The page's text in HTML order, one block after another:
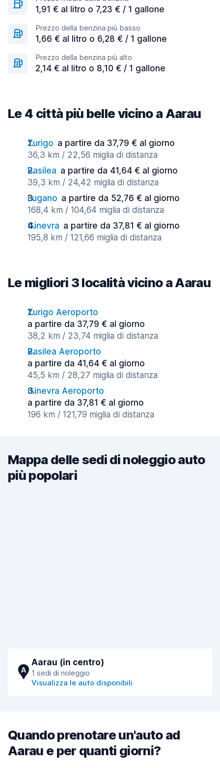
1,91 € al litro o 7,23 € / 1 gallone
Prezzo della benzina più basso
1,66 € al litro o 6,28 € / 1 gallone
Prezzo della benzina più alto
2,14 € al litro o 8,10 € / 1 gallone
Le 4 città più belle vicino a Aarau
Zurigo a partire da 37,79 € al giorno
36,3 km / 22,56 miglia di distanza
Basilea a partire da 41,64 € al giorno
39,3 km / 24,42 miglia di distanza
Lugano a partire da 52,76 € al giorno
168,4 km / 104,64 miglia di distanza
Ginevra a partire da 37,81 € al giorno
195,8 km / 121,66 miglia di distanza
Le migliori 3 località vicino a Aarau
Zurigo Aeroporto
a partire da 37,79 € al giorno
38,2 km / 23,74 miglia di distanza
Basilea Aeroporto
a partire da 41,64 € al giorno
45,5 km / 28,27 miglia di distanza
Ginevra Aeroporto
a partire da 37,81 € al giorno
196 km / 121,79 miglia di distanza
Mappa delle sedi di noleggio auto
più popolari
A
Aarau (in centro)
1 sedi di noleggio
Visualizza le auto disponibili
Quando prenotare un'auto ad
Aarau e per quanti giorni?